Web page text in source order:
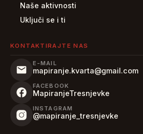
Naše aktivnosti
Uključi se i ti
KONTAKTIRAJTE NAS
E-MAIL
mapiranje.kvarta@gmail.com
FACEBOOK
MapiranjeTresnjevke
INSTAGRAM
@mapiranje_tresnjevke